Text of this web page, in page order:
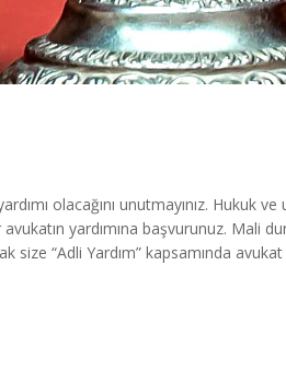
olacağını unutmayınız. Hukuk ve
yardımına başvurunuz. Mali
“Adli Yardım” kapsamında avukat